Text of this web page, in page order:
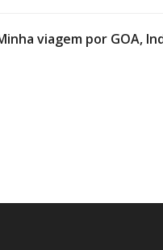
viagem por GOA,